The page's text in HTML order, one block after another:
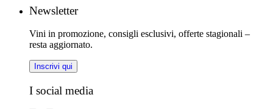
Newsletter
Vini in promozione, consigli esclusivi, offerte stagionali –
resta aggiornato.
Inscrivi qui
I social media